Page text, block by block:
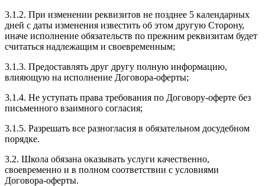
3.1.2. При изменении реквизитов не позднее 5 календарных
дней с даты изменения известить об этом другую Сторону,
иначе исполнение обязательств по прежним реквизитам будет
считаться надлежащим и своевременным;
3.1.3. Предоставлять друг другу полную информацию,
влияющую на исполнение Договора-оферты;
3.1.4. Не уступать права требования по Договору-оферте без
письменного взаимного согласия;
3.1.5. Разрешать все разногласия в обязательном досудебном
порядке.
3.2. Школа обязана оказывать услуги качественно,
своевременно и в полном соответствии с условиями
Договора-оферты.